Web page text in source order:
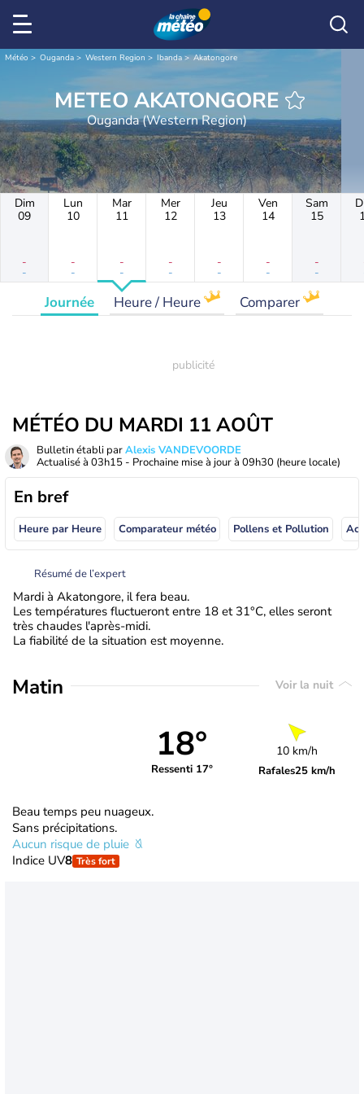
Météo Ouganda Western Region Ibanda Akatongore
METEO AKATONGORE
Ouganda (Western Region)
Dim
09
-
-
Lun
10
-
-
Mar
11
-
-
Mer
12
-
-
Jeu
13
-
-
Ven
14
-
-
Sam
15
-
-
Journée Heure / Heure Comparer
MÉTÉO DU MARDI 11 AOÛT
Bulletin établi parAlexis VANDEVOORDE
Actualisé à 03h15 - Prochaine mise à jour à 09h30 (heure locale)
En bref
Heure par Heure Comparateur météo Pollens et Pollution
Résumé de l’expert
Mardi à Akatongore, il fera beau.
Les températures fluctueront entre 18 et 31°C, elles seront
très chaudes l'après-midi.
La fiabilité de la situation est moyenne.
Matin Voir la nuit
18°
Ressenti 17°
10 km/h
Rafales25 km/h
Beau temps peu nuageux.
Sans précipitations.
Aucun risque de pluie
Indice UV8 Très fort